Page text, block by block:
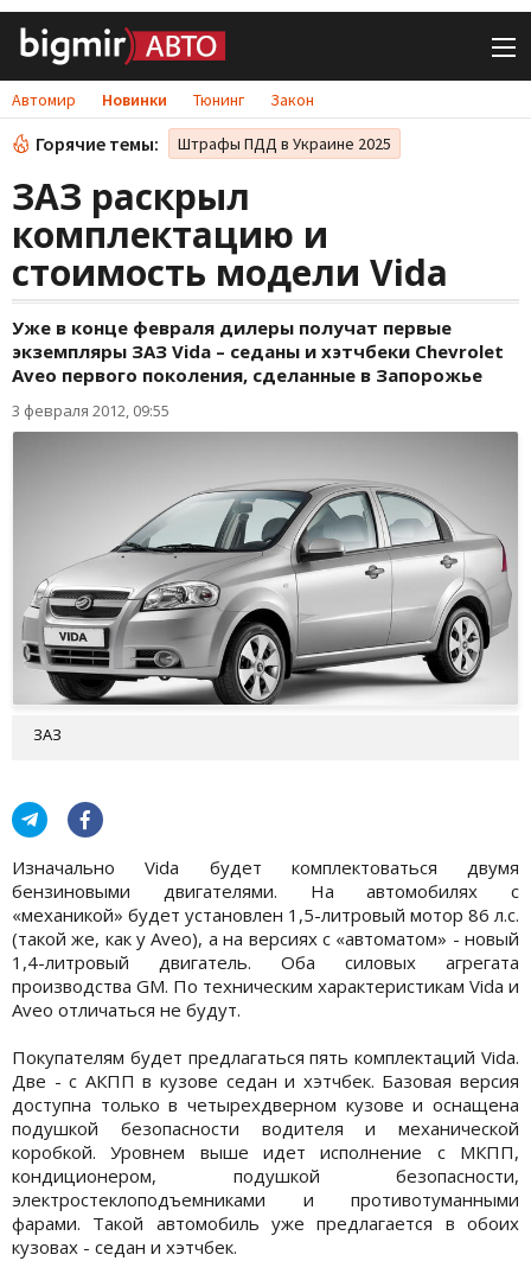
Автомир Новинки Тюнинг Закон
Горячие темы: Штрафы ПДД в Украине 2025
ЗАЗ раскрыл
комплектацию и
стоимость модели Vida
Уже в конце февраля дилеры получат первые
экземпляры ЗАЗ Vida – седаны и хэтчбеки Chevrolet
Aveo первого поколения, сделанные в Запорожье
3 февраля 2012, 09:55
ЗАЗ
Изначально Vida будет комплектоваться двумя
бензиновыми двигателями. На автомобилях с
«механикой» будет установлен 1,5-литровый мотор 86 л.с.
(такой же, как у Aveo), а на версиях с «автоматом» - новый
1,4-литровый двигатель. Оба силовых агрегата
производства GM. По техническим характеристикам Vida и
Aveo отличаться не будут.
Покупателям будет предлагаться пять комплектаций Vida.
Две - с АКПП в кузове седан и хэтчбек. Базовая версия
доступна только в четырехдверном кузове и оснащена
подушкой безопасности водителя и механической
коробкой. Уровнем выше идет исполнение с МКПП,
кондиционером, подушкой безопасности,
электростеклоподъемниками и противотуманными
фарами. Такой автомобиль уже предлагается в обоих
кузовах - седан и хэтчбек.